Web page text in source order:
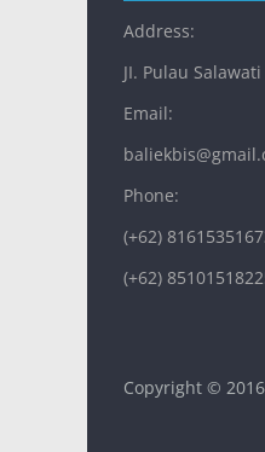
Address:
JI. Pulau
Email:
Phone:
(+62)
(+62)
Copyright ©